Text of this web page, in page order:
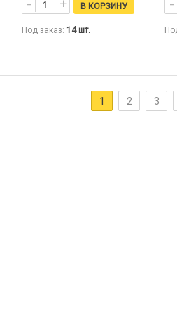
Под заказ: 14шт.
1 2 3